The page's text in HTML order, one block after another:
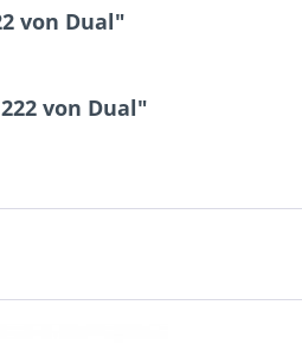
von Dual"
von Dual"